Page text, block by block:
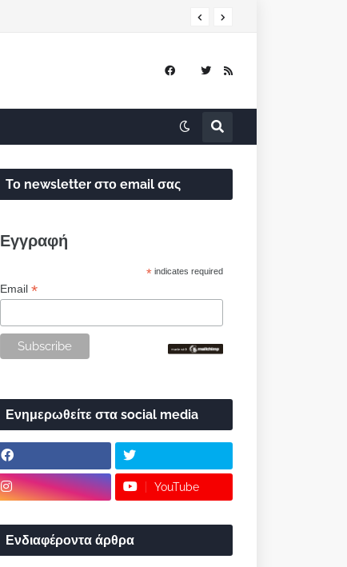
Το newsletter στο email σας
Εγγραφή
* indicates required
Email *
Ενημερωθείτε στα social media
YouTube
Ενδιαφέροντα άρθρα